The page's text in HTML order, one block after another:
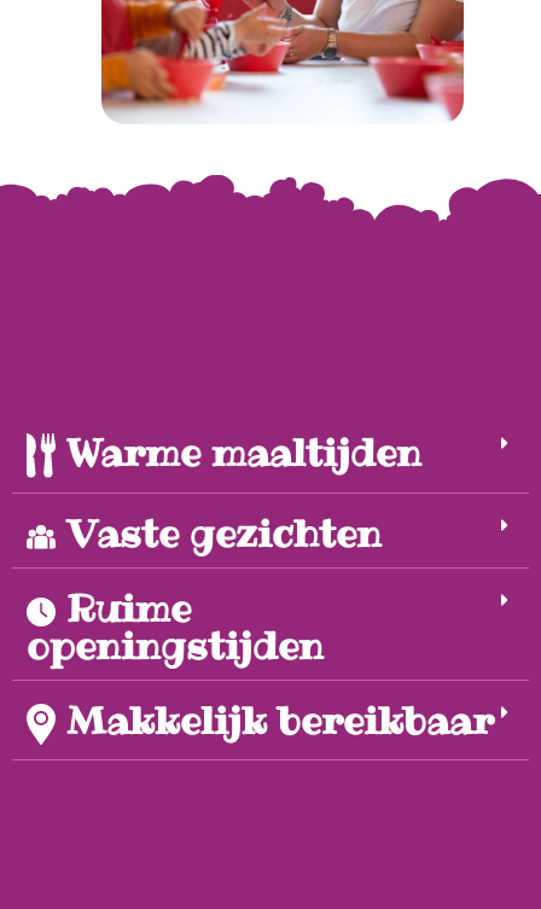
Warme maaltijden
Vaste gezichten
Ruime
openingstijden
Makkelijk bereikbaar